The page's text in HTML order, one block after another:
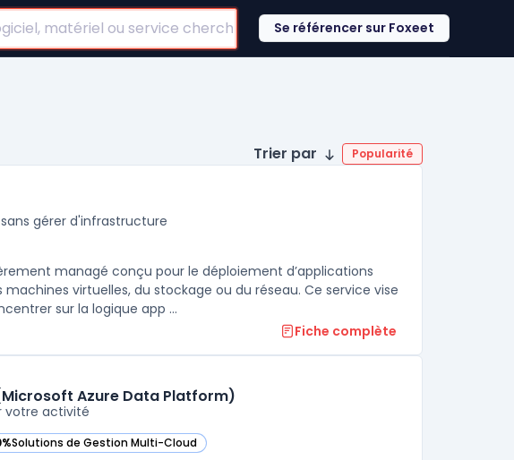
Se référencer sur Foxeet
Trier par Popularité
gérer d'infrastructure
managé conçu pour le déploiement d’applications
virtuelles, du stockage ou du réseau. Ce service vise
sur la logique app ...
Fiche complète
Azure Data Platform)
votre activité
Data Platform) dans cette catégorie
Solutions de Gestion Multi-Cloud
Microsoft Intelligent Data Platform (Microsoft Azure Data Platform) dans cette